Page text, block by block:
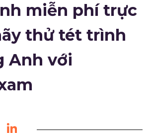
miễn phí trực
thử tét trình
Anh với
TwitterLinkedIn